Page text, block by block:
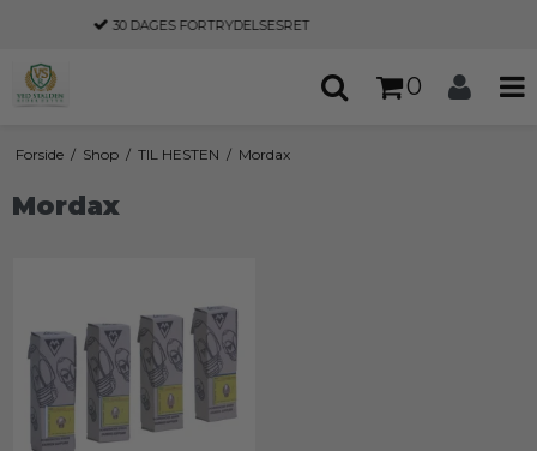
30 DAGESFORTRYDELSESRET
0
Forside / Shop / TIL HESTEN / Mordax
Mordax